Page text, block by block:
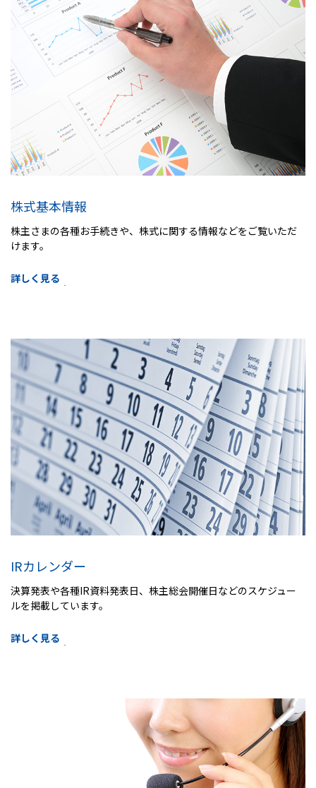
株式基本情報
株主さまの各種お手続きや、株式に関する情報などをご覧いただ
けます。
詳しく見る
IRカレンダー
決算発表や各種IR資料発表日、株主総会開催日などのスケジュー
ルを掲載しています。
詳しく見る